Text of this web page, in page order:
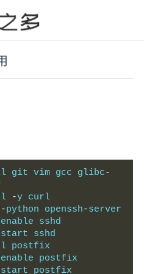
git vim gcc glibc-
-y curl
-python openssh-server
sshd
sshd
postfix
postfix
start postfix